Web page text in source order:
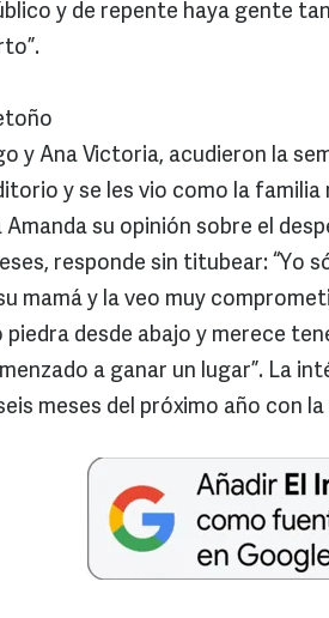
y de repente haya gente
y Ana Victoria, acudieron la
y se les vio como la familia
su opinión sobre el
responde sin titubear: “Yo
mamá y la veo muy
piedra desde abajo y merece
a ganar un lugar”. La
meses del próximo año con